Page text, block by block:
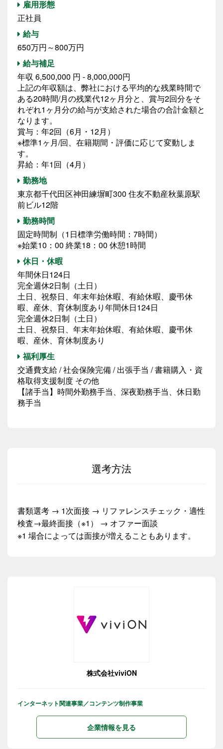
雇用形態
正社員
給与
650万円～800万円
給与補足
年収 6,500,000 円 - 8,000,000円
上記の年収額は、弊社における平均的な残業時間で
ある20時間/月の残業代12ヶ月分と、賞与2回分をそ
れぞれ1ヶ月分の給与が支給された場合の合計金額と
なります。
賞与：年2回（6月・12月）
※標準1ヶ月/回、在籍期間・評価に応じて変動しま
す。
昇給：年1回（4月）
勤務地
東京都千代田区神田練塀町300 住友不動産秋葉原駅
前ビル12階
勤務時間
固定時間制（1日標準労働時間：7時間）
※始業10：00 終業18：00 休憩1時間
休日・休暇
年間休日124日
完全週休2日制（土日）
土日、祝祭日、年末年始休暇、有給休暇、慶弔休
暇、産休、育休制度あり年間休日124日
完全週休2日制（土日）
土日、祝祭日、年末年始休暇、有給休暇、慶弔休
暇、産休、育休制度あり
福利厚生
交通費支給 / 社会保険完備 / 出張手当 / 書籍購入・資
格取得支援制度 その他
【諸手当】時間外勤務手当、深夜勤務手当、休日勤
務手当
選考方法
書類選考 → 1次面接 → リファレンスチェック・適性
検査→最終面接（※1） → オファー面談
※1 場合によっては面接が増えることもあります。
株式会社viviON
インターネット関連事業／コンテンツ制作事業
企業情報を見る